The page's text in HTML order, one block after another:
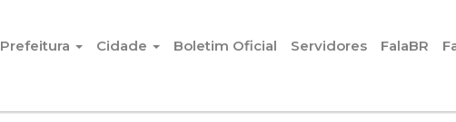
Prefeitura
Cidade Boletim Oficial Servidores FalaBR